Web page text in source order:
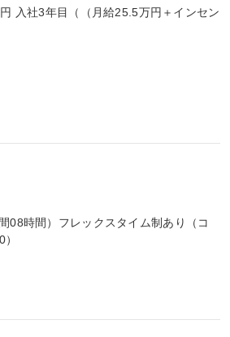
入社3年目（（月給25.5万円＋インセン
08時間）フレックスタイム制あり（コ